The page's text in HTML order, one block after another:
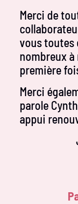
Merci de
vous toutes
nombreux
première
Merci
parole
appui